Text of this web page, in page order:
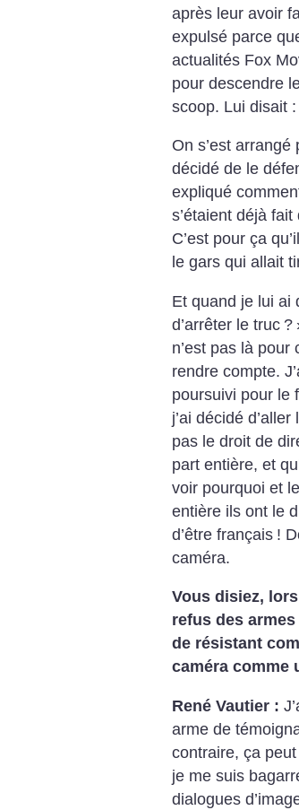
après leur avoir
expulsé parce
actualités Fox
pour descendre
scoop. Lui disait :
On s’est
décidé de le
expliqué
s’étaient déjà
C’est pour ça
le gars qui allait
Et quand je lui ai
d’arrêter le truc ?
n’est pas là pour
rendre compte.
poursuivi pour le
j’ai décidé
pas le droit de
part entière, et
voir pourquoi et
entière ils ont le
d’être français !
caméra.
Vous disiez,
refus des armes
de résistant
caméra comme
René Vautier :
arme de
contraire, ça
je me suis
dialogues